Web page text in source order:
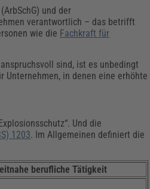
und der
verantwortlich – das betrifft
wie die Fachkraft für
sind, ist es unbedingt
Unternehmen, in denen eine erhöhte
Und die
1203. Im Allgemeinen definiert die
berufliche Tätigkeit